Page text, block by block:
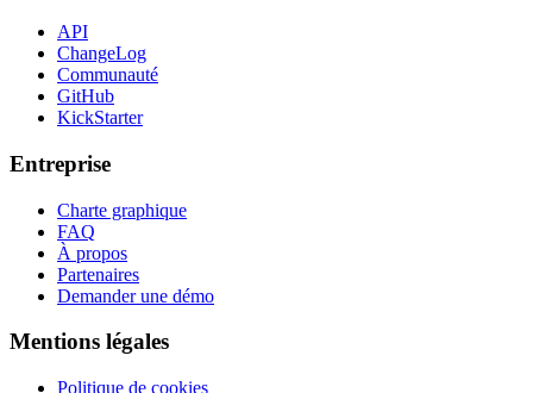
API
ChangeLog
Communauté
GitHub
KickStarter
Entreprise
Charte graphique
FAQ
À propos
Partenaires
Demander une démo
Mentions légales
Politique de cookies